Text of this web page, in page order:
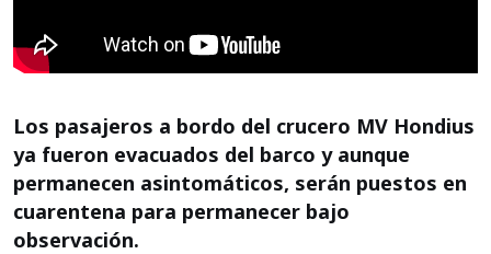
Los pasajeros a bordo del crucero MV Hondius
ya fueron evacuados del barco y aunque
permanecen asintomáticos, serán puestos en
cuarentena para permanecer bajo
observación.